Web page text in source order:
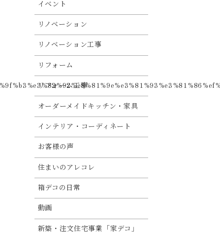
イベント
リノベーション
リノベーション工事
リフォーム
リフォーム工事
オーダーメイドキッチン・家具
インテリア・コーディネート
お客様の声
住まいのアレコレ
箱デコの日常
動画
新築・注文住宅事業「家デコ」